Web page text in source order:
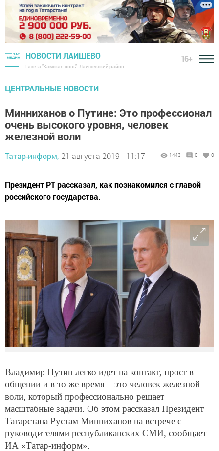
НОВОСТИ ЛАИШЕВО
Газета "Камская новь"- Лаишевский район
16+
ЦЕНТРАЛЬНЫЕ НОВОСТИ
Минниханов о Путине: Это профессионал
очень высокого уровня, человек
железной воли
Татар-информ, 21 августа 2019 - 11:17 1443 0 0
Президент РТ рассказал, как познакомился с главой
российского государства.
Владимир Путин легко идет на контакт, прост в
общении и в то же время – это человек железной
воли, который профессионально решает
масштабные задачи. Об этом рассказал Президент
Татарстана Рустам Минниханов на встрече с
руководителями республиканских СМИ, сообщает
ИА «Татар-информ».